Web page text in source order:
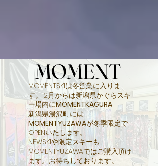
DEATHWISH104
DEATHWISH112
WILDCAT98
WILDCAT108
WILDCAT118
COUNTACH98
COUNTACH104
COUNTACH110
COUNTACH120
DEATHWISHTOUR104
DEATHWISHTOUR112
WILDCATTOUR108
WILDCATTOUR118
COUNTACH TOUR98
COUNTACH TOUR104
COUNTACH TOUR110
VOYAGER XV EVO
VOYAGER XIII EVO
SIERRA96
SIERRA104
BELLA98
BELLA108
SIREN98
SIREN104
FRANKENSKI
CARSONMOMENT
MOMENT
MOMENTSKIは冬営業に入りま
す。12月からは新潟県かぐらスキ
ー場内にMOMENTKAGURA
新潟県湯沢町には
MOMENTYUZAWAが冬季限定で
OPENいたします。
NEWSKIや限定スキーも
MOMENTYUZAWAではご購入頂け
ます。お待ちしております。